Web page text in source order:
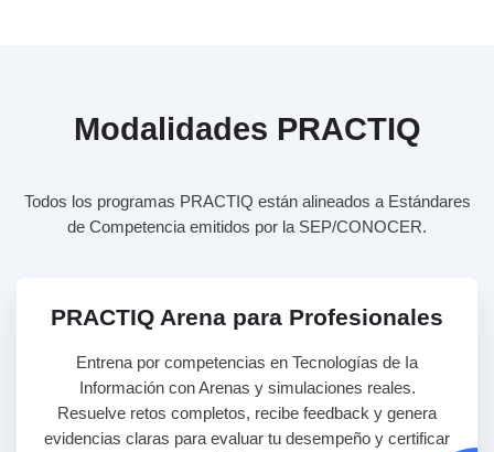
Modalidades PRACTIQ
Todos los programas PRACTIQ están alineados a Estándares
de Competencia emitidos por la SEP/CONOCER.
PRACTIQ Arena para Profesionales
Entrena por competencias en Tecnologías de Ia
Información con Arenas y simulaciones reales.
Resuelve retos completos, recibe feedback y genera
evidencias claras para evaluar tu desempeño y certificar